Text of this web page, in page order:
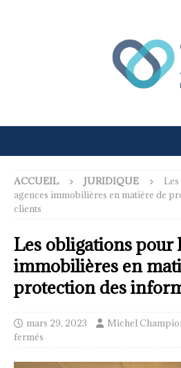
ACCUEIL JURIDIQUE
agences immobilières en matière de
clients
Les obligations pour
immobilières en
protection des
mars 29, 2023 Michel
fermés